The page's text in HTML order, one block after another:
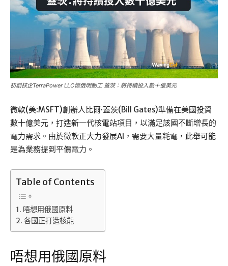
初創核企TerraPower LLC懷俄明動工 蓋茨：將持續投入數十億美元
微軟(美:MSFT)創辦人比爾·蓋茨(Bill Gates)準備在美國投資
數十億美元，打造新一代核電站項目，以滿足該國不斷增長的
電力需求。由於微軟正大力發展AI，需要大量耗電，此舉可能
是為業務提到平價電力。
Table of Contents
唔想用俄國原料
各國正打造核能
唔想用俄國原料